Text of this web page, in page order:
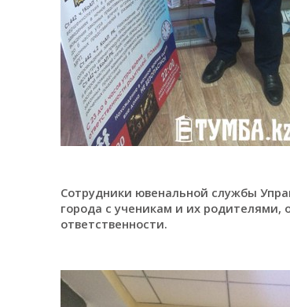
Сотрудники ювенальной службы
города с ученикам и их
ответственности.